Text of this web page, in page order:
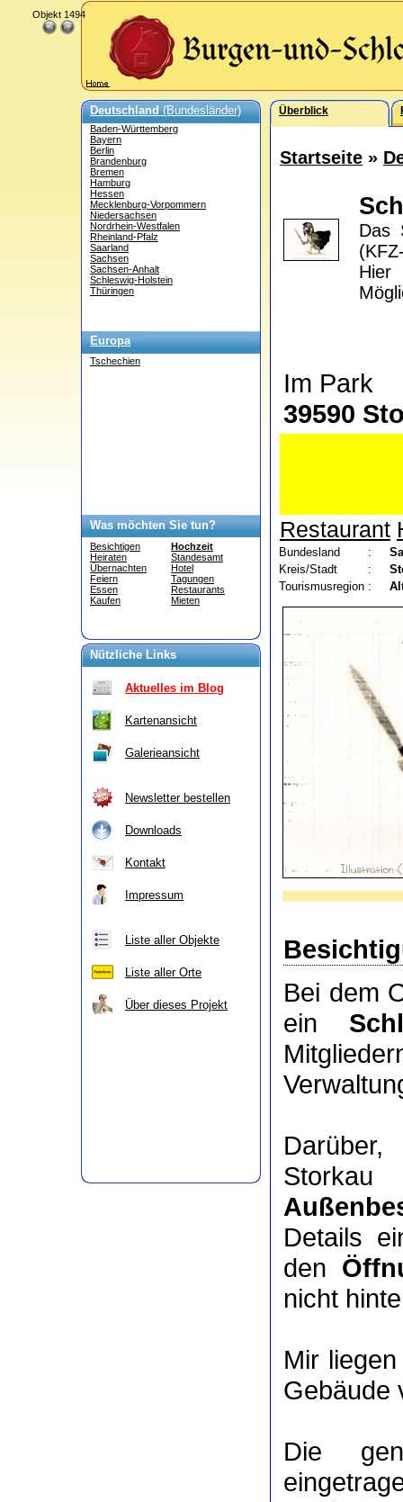
Deutschland(Bundesländer)
Baden-Württemberg
Bayern
Berlin
Brandenburg
Bremen
Hamburg
Hessen
Mecklenburg-Vorpommern
Niedersachsen
Nordrhein-Westfalen
Rheinland-Pfalz
Saarland
Sachsen
Sachsen-Anhalt
Schleswig-Holstein
Thüringen
Europa
Tschechien
Was möchten Sie tun?
Besichtigen
Heiraten
Übernachten
Feiern
Essen
Kaufen
Hochzeit
Standesamt
Hotel
Tagungen
Restaurants
Mieten
Nützliche Links
Aktuelles im Blog
Kartenansicht
Galerieansicht
Newsletter bestellen
Downloads
Kontakt
Impressum
Liste aller Objekte
Liste aller Orte
Über dieses Projekt
Überblick
Startseite »
Das
Im Park
39590
Restaurant
Bundesland :
Kreis/Stadt
:
Tourismusregion :
Bei dem
ein
Details
den
nicht
Mir
Gebäude
Die
Objekt 1494